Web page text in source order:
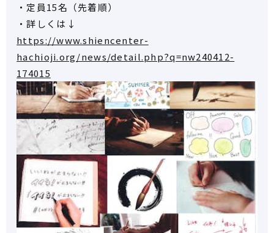
・定員15名（先着順）
・詳しくは↓
https://www.shiencenter-
hachioji.org/news/detail.php?q=nw240412-
174015